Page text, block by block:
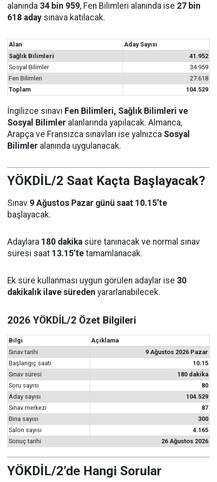
alanında 34 bin 959, Fen Bilimleri alanında ise 27 bin
618 aday sınava katılacak.
Alan
Aday Sayısı
Sağlık Bilimleri
41.952
Sosyal Bilimler
34.959
Fen Bilimleri
27.618
Toplam
104.529
İngilizce sınavı Fen Bilimleri, Sağlık Bilimleri ve
Sosyal Bilimler alanlarında yapılacak. Almanca,
Arapça ve Fransızca sınavları ise yalnızca Sosyal
Bilimler alanında uygulanacak.
YÖKDİL/2 Saat Kaçta Başlayacak?
Sınav 9 Ağustos Pazar günü saat 10.15’te
başlayacak.
Adaylara 180 dakika süre tanınacak ve normal sınav
süresi saat 13.15’te tamamlanacak.
Ek süre kullanması uygun görülen adaylar ise 30
dakikalık ilave süreden yararlanabilecek.
2026 YÖKDİL/2 Özet Bilgileri
Bilgi
Açıklama
Sınav tarihi
9 Ağustos 2026 Pazar
Başlangıç saati
10.15
Sınav süresi
180 dakika
Soru sayısı
80
Aday sayısı
104.529
Sınav merkezi
87
Bina sayısı
300
Salon sayısı
4.165
Sonuç tarihi
26 Ağustos 2026
YÖKDİL/2’de Hangi Sorular